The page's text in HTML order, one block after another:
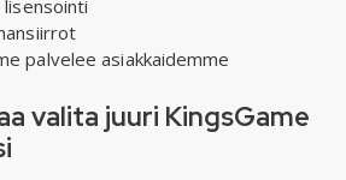
lisensointi
palvelee asiakkaidemme
valita juuri KingsGame